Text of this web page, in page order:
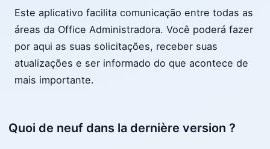
Este aplicativo facilita comunicação entre todas as
áreas da Office Administradora. Você poderá fazer
por aqui as suas solicitações, receber suas
atualizações e ser informado do que acontece de
mais importante.
Quoi de neuf dans la dernière version ?